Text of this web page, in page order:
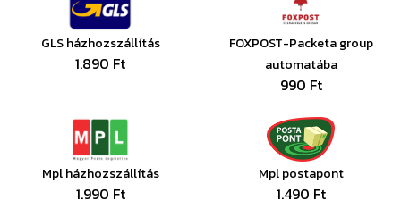
GLS házhozszállítás
1.890 Ft
FOXPOST-Packeta group
automatába
990 Ft
Mpl házhozszállítás
1.990 Ft
Mpl postapont
1.490 Ft